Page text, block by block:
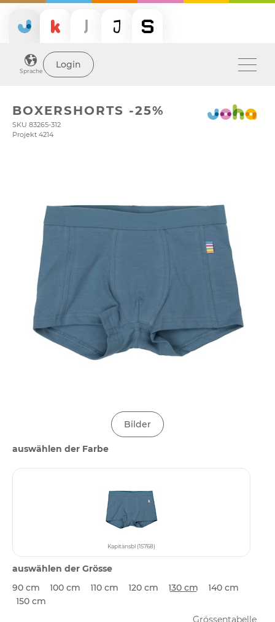
Sprache
Login
BOXERSHORTS -25%
SKU 83265-312
Projekt 4214
Bilder
auswählen der Farbe
Kapitänsbl (15768)
auswählen der Grösse
90 cm
100 cm 110 cm 120 cm 130 cm
140 cm
150 cm
Grössentabelle